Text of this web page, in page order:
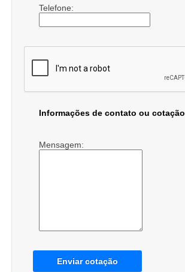
Telefone:
Informações de contato ou cotação
Mensagem:
Enviar cotação